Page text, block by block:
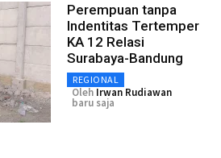
Perempuan tanpa
Indentitas Tertemper
KA 12 Relasi
Surabaya-Bandung
REGIONAL
Oleh Irwan Rudiawan
baru saja